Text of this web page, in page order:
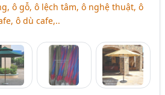
ô gỗ, ô lệch tâm, ô nghệ thuật, ô
ô dù cafe,..